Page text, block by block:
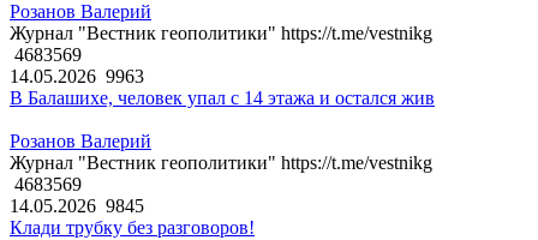
Розанов Валерий
Журнал "Вестник геополитики" https://t.me/vestnikg
4683569
14.05.2026 9963
В Балашихе, человек упал с 14 этажа и остался жив
Розанов Валерий
Журнал "Вестник геополитики" https://t.me/vestnikg
4683569
14.05.2026 9845
Клади трубку без разговоров!